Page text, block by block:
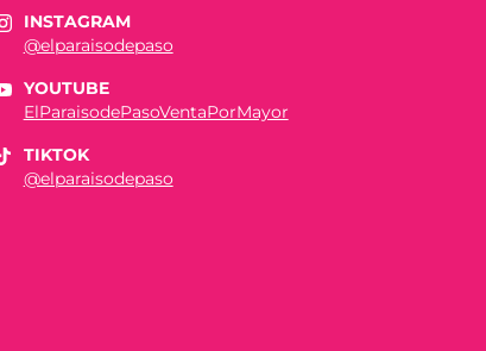
INSTAGRAM
@elparaisodepaso
YOUTUBE
ElParaisodePasoVentaPorMayor
TIKTOK
@elparaisodepaso